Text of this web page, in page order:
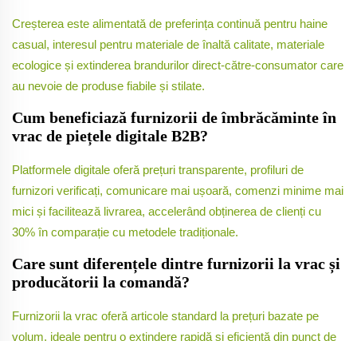
Creșterea este alimentată de preferința continuă pentru haine
casual, interesul pentru materiale de înaltă calitate, materiale
ecologice și extinderea brandurilor direct-către-consumator care
au nevoie de produse fiabile și stilate.
Cum beneficiază furnizorii de îmbrăcăminte în
vrac de piețele digitale B2B?
Platformele digitale oferă prețuri transparente, profiluri de
furnizori verificați, comunicare mai ușoară, comenzi minime mai
mici și facilitează livrarea, accelerând obținerea de clienți cu
30% în comparație cu metodele tradiționale.
Care sunt diferențele dintre furnizorii la vrac și
producătorii la comandă?
Furnizorii la vrac oferă articole standard la prețuri bazate pe
volum, ideale pentru o extindere rapidă și eficientă din punct de